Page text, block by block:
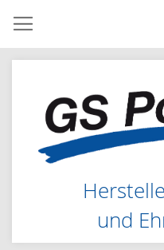
Zum
Inhalt
springen
und